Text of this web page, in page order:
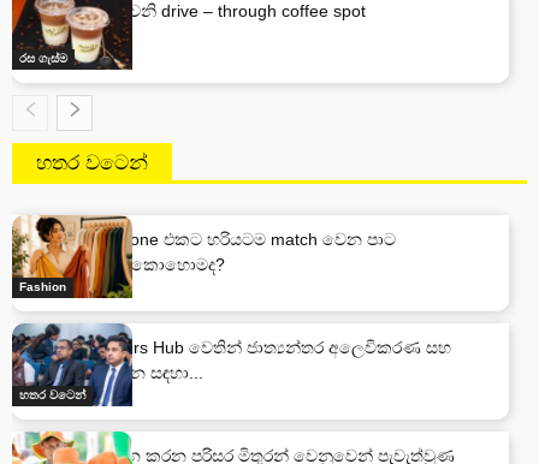
රස ගැස්ම
ලංකාවේ පළවෙනි drive – through coffee spot
හතර වටෙන්
Fashion
ඔයාගේ Skin Tone එකට හරියටම match වෙන පාට
තෝරාගන්නෙ කොහොමද?
හතර වටෙන්
NIBM Marketers Hub වෙතින් ජාත්‍යන්තර අලෙවිකරණ සහ
ලෝක පරිසර දින සඳහා...
කොළඹ ලස්සන කරන පරිසර මිතුරන් වෙනුවෙන් පැවැත්වුණ